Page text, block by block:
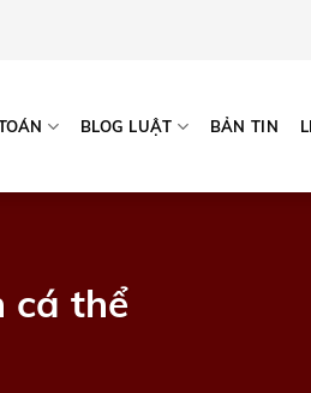
BLOG LUẬT BẢN TIN
cá thể